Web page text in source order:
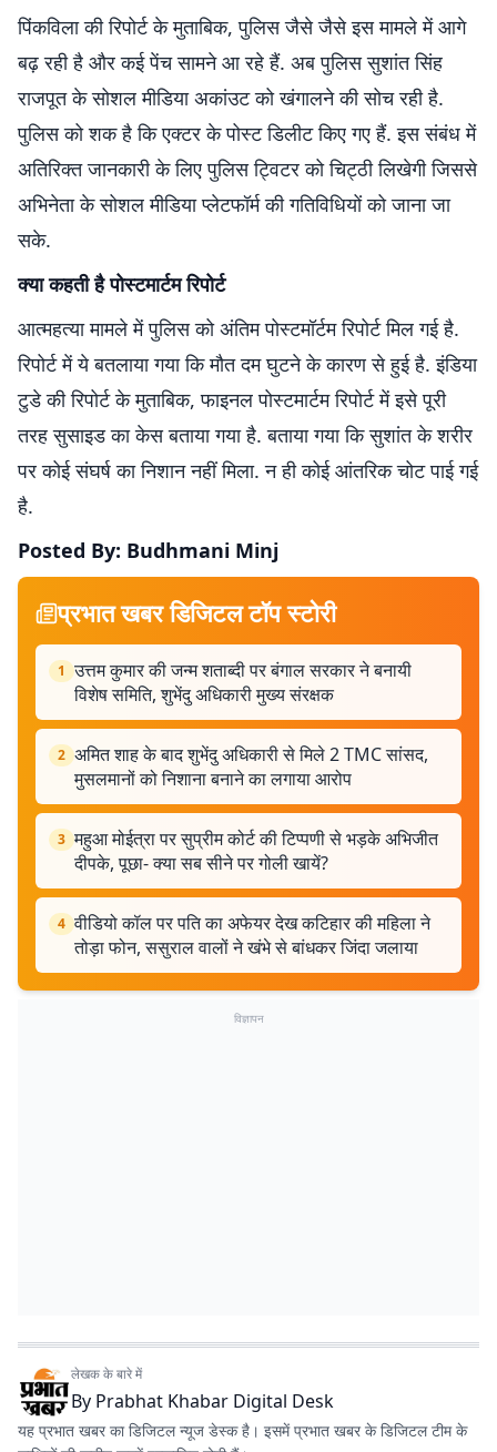
पिंकविला की रिपोर्ट के मुताबिक, पुलिस जैसे जैसे इस मामले में आगे
बढ़ रही है और कई पेंच सामने आ रहे हैं. अब पुलिस सुशांत सिंह
राजपूत के सोशल मीडिया अकांउट को खंगालने की सोच रही है.
पुलिस को शक है कि एक्‍टर के पोस्‍ट डिलीट किए गए हैं. इस संबंध में
अतिरिक्त जानकारी के लिए पुलिस ट्विटर को चिट्ठी लिखेगी जिससे
अभिनेता के सोशल मीडिया प्लेटफॉर्म की गतिविधियों को जाना जा
सके.
क्‍या कहती है पोस्‍टमार्टम रिपोर्ट
आत्महत्या मामले में पुलिस को अंतिम पोस्टमॉर्टम रिपोर्ट मिल गई है.
रिपोर्ट में ये बतलाया गया कि मौत दम घुटने के कारण से हुई है. इंडिया
टुडे की रिपोर्ट के मुताबिक, फाइनल पोस्टमार्टम रिपोर्ट में इसे पूरी
तरह सुसाइड का केस बताया गया है. बताया गया कि सुशांत के शरीर
पर कोई संघर्ष का निशान नहीं मिला. न ही कोई आंतरिक चोट पाई गई
है.
Posted By: Budhmani Minj
प्रभात खबर डिजिटल टॉप स्टोरी
1 उत्तम कुमार की जन्म शताब्दी पर बंगाल सरकार ने बनायी
विशेष समिति, शुभेंदु अधिकारी मुख्य संरक्षक
2 अमित शाह के बाद शुभेंदु अधिकारी से मिले 2 TMC सांसद,
मुसलमानों को निशाना बनाने का लगाया आरोप
3 महुआ मोईत्रा पर सुप्रीम कोर्ट की टिप्पणी से भड़के अभिजीत
दीपके, पूछा- क्या सब सीने पर गोली खायें?
4 वीडियो कॉल पर पति का अफेयर देख कटिहार की महिला ने
तोड़ा फोन, ससुराल वालों ने खंभे से बांधकर जिंदा जलाया
विज्ञापन
लेखक के बारे में
By Prabhat Khabar Digital Desk
यह प्रभात खबर का डिजिटल न्यूज डेस्क है। इसमें प्रभात खबर के डिजिटल टीम के